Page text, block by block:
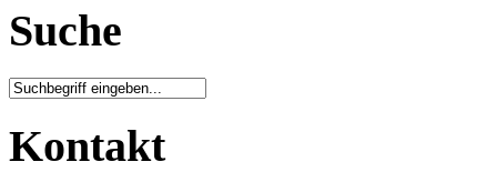
Suche
Kontakt